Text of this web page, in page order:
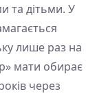
та дітьми. У
лише раз на
мати обирає
через